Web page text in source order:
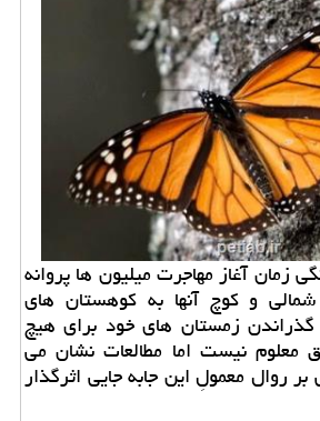
زمان آغاز مهاجرت میلیون ها پروانه
شمالی و كوچ آنها به كوهستان های
زمستان های خود برای هیچ
نیست اما مطالعات نشان می
روال معمولِ این جابه جایی اثرگذار